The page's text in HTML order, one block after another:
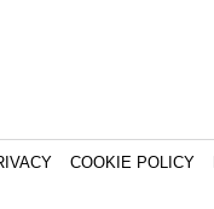
COOKIE POLICY